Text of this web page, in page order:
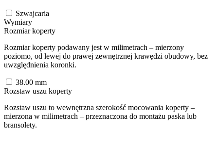
Szwajcaria
Wymiary
Rozmiar koperty
Rozmiar koperty podawany jest w milimetrach – mierzony
poziomo, od lewej do prawej zewnętrznej krawędzi obudowy, bez
uwzględnienia koronki.
38.00 mm
Rozstaw uszu koperty
Rozstaw uszu to wewnętrzna szerokość mocowania koperty –
mierzona w milimetrach – przeznaczona do montażu paska lub
bransolety.